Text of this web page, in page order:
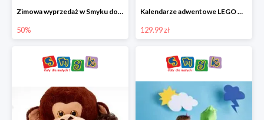
Zimowa wyprzedaż w Smyku do -50%
50%
Kalendarze adwentowe LEGO w Smyku w super cenie
129.99 zł